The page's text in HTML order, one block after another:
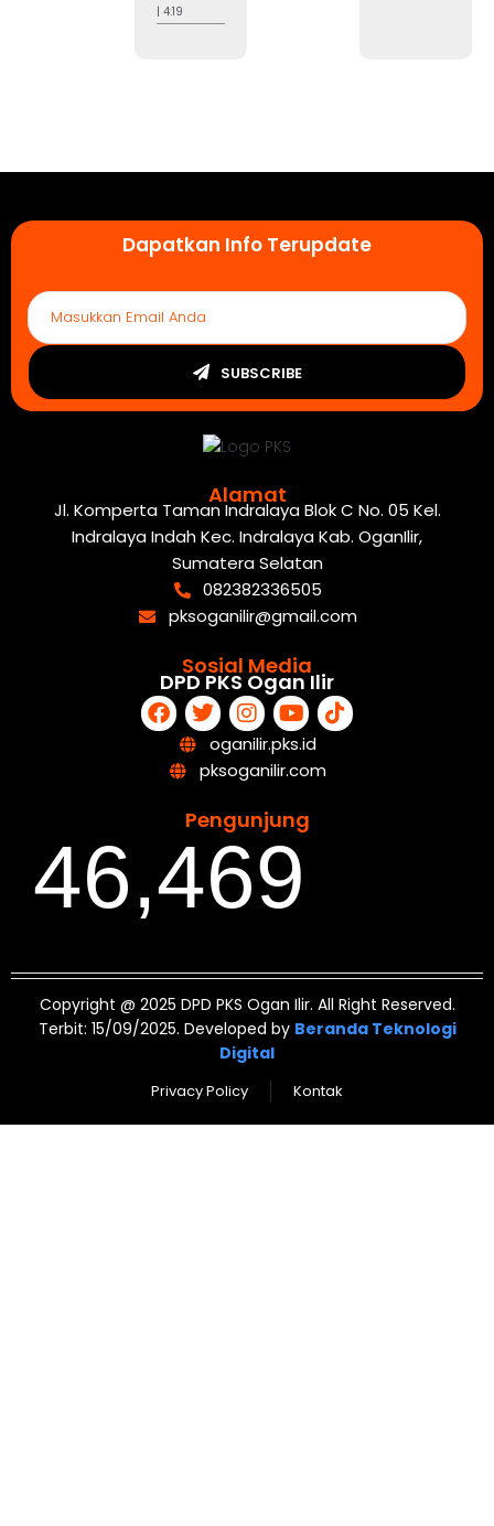
| 4:19
Dapatkan Info Terupdate
SUBSCRIBE
Alamat
Jl. Komperta Taman Indralaya Blok C No. 05 Kel.
Indralaya Indah Kec. Indralaya Kab. OganIlir,
Sumatera Selatan
082382336505
pksoganilir@gmail.com
Sosial Media
DPD PKS Ogan Ilir
oganilir.pks.id
pksoganilir.com
Pengunjung
46,469
Copyright @ 2025 DPD PKS Ogan Ilir. All Right Reserved.
Terbit: 15/09/2025. Developed by Beranda Teknologi
Digital
Privacy Policy Kontak